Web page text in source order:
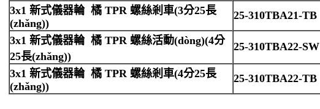
3x1 新式儀器輪 橘 TPR 螺絲剎車(3分25長
(zhǎng))
25-310TBA21-TB
3x1 新式儀器輪 橘 TPR 螺絲活動(dòng)(4分
25長(zhǎng))
25-310TBA22-SW
3x1 新式儀器輪 橘 TPR 螺絲剎車(4分25長
(zhǎng))
25-310TBA22-TB